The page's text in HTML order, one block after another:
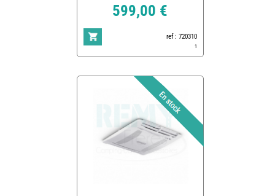
599,00 €
ref : 720310
1